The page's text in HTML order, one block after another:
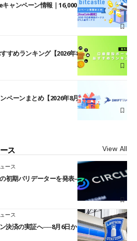
ャンペーン情報｜16,000円口座開設ボーナ
すめランキング【2026年8月最新】
ーンまとめ【2026年8月最新】
ス View All
ース
初期バリデーターを発表――ブラックロッ
ース
決済の実証へ──8月6日からJPYCやUSDC対